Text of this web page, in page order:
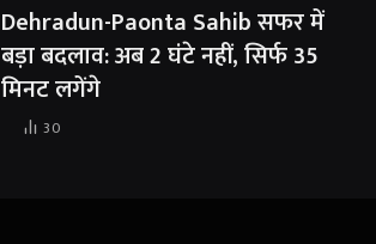
Dehradun-Paonta Sahib सफर में
बड़ा बदलाव: अब 2 घंटे नहीं, सिर्फ 35
मिनट लगेंगे
30